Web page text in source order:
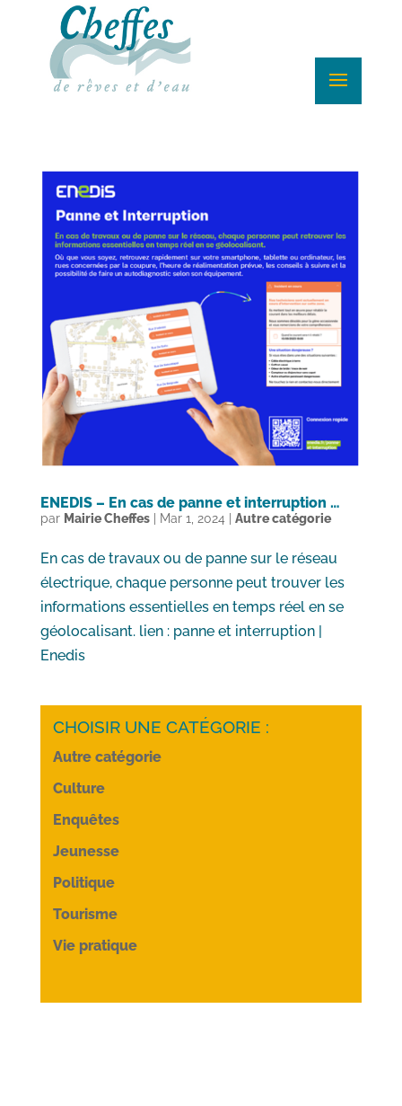
ENEDIS – En cas de panne et interruption …
par Mairie Cheffes| Mar 1, 2024 Autre catégorie
En cas de travaux ou de panne sur le réseau
électrique, chaque personne peut trouver les
informations essentielles en temps réel en se
géolocalisant. lien : panne et interruption |
Enedis
CHOISIR UNE CATÉGORIE :
Autre catégorie
Culture
Enquêtes
Jeunesse
Politique
Tourisme
Vie pratique